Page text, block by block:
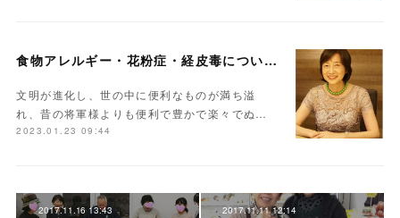
食物アレルギー・花粉症・経皮毒について学んでみませんか？
文明が進化し、世の中に便利なものが満ち溢
れ、昔の将軍様よりも便利で豊かで楽々でぬ…
2023.01.23 09:44
2017.11.16 13:43 2017.11.11 12:14